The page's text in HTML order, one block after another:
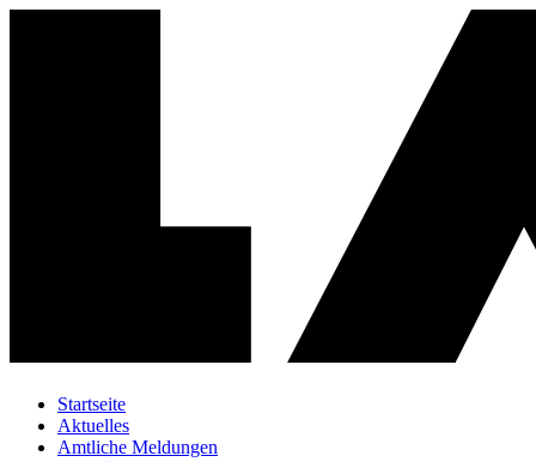
Startseite
Aktuelles
Amtliche Meldungen